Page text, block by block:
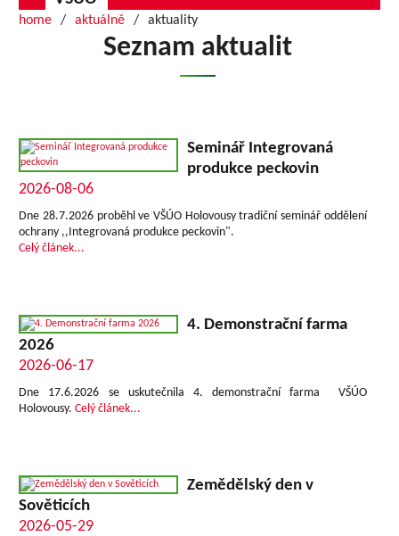
home aktuálně aktuality
Seznam aktualit
Seminář Integrovaná
produkce peckovin
2026-08-06
Dne 28.7.2026 proběhl ve VŠÚO Holovousy tradiční seminář oddělení
ochrany ,,Integrovaná produkce peckovin".
Celý článek...
4. Demonstrační farma
2026
2026-06-17
Dne 17.6.2026 se uskutečnila 4. demonstrační farma VŠÚO
Holovousy.Celý článek...
Zemědělský den v
Sověticích
2026-05-29